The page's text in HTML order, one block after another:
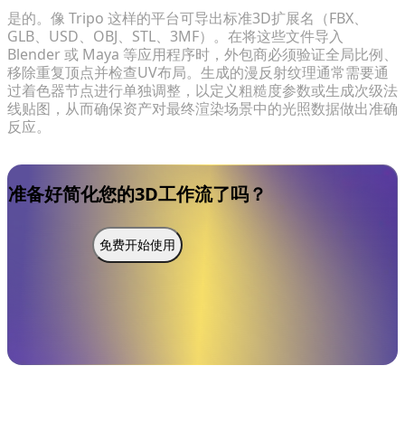
是的。像 Tripo 这样的平台可导出标准3D扩展名（FBX、
GLB、USD、OBJ、STL、3MF）。在将这些文件导入
Blender 或 Maya 等应用程序时，外包商必须验证全局比例、
移除重复顶点并检查UV布局。生成的漫反射纹理通常需要通
过着色器节点进行单独调整，以定义粗糙度参数或生成次级法
线贴图，从而确保资产对最终渲染场景中的光照数据做出准确
反应。
准备好简化您的3D工作流了吗？
免费开始使用